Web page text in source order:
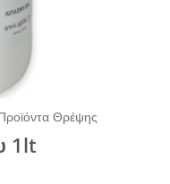
Θρέψης
1lt